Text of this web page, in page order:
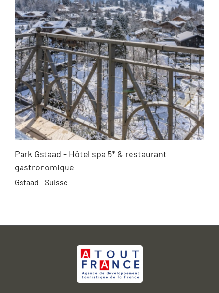
Park Gstaad – Hôtel spa 5* & restaurant
gastronomique
Gstaad – Suisse